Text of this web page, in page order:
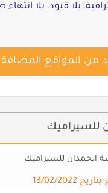
من المواقع المضافة
للسيراميك
للسيراميك
02/2022